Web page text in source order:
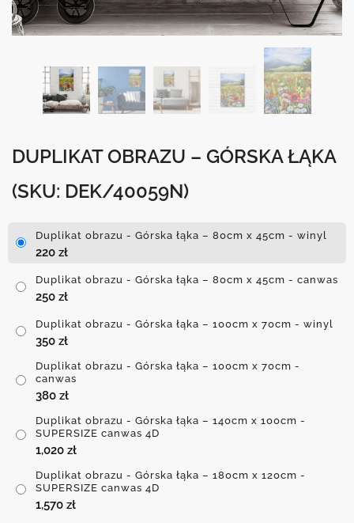
DUPLIKAT OBRAZU – GÓRSKA ŁĄKA
(SKU: DEK/40059N)
Duplikat obrazu - Górska łąka – 80cm x 45cm - winyl
220 zł
Duplikat obrazu - Górska łąka – 80cm x 45cm - canwas
250 zł
Duplikat obrazu - Górska łąka – 100cm x 70cm - winyl
350 zł
Duplikat obrazu - Górska łąka – 100cm x 70cm -
canwas
380 zł
Duplikat obrazu - Górska łąka – 140cm x 100cm -
SUPERSIZE canwas 4D
1,020 zł
Duplikat obrazu - Górska łąka – 180cm x 120cm -
SUPERSIZE canwas 4D
1,570 zł